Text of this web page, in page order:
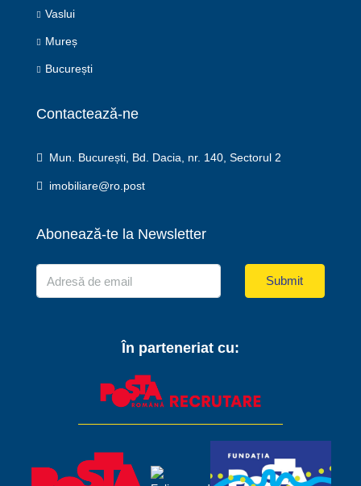
Vaslui
Mureș
București
Contactează-ne
Mun. București, Bd. Dacia, nr. 140, Sectorul 2
imobiliare@ro.post
Abonează-te la Newsletter
Submit
În parteneriat cu: